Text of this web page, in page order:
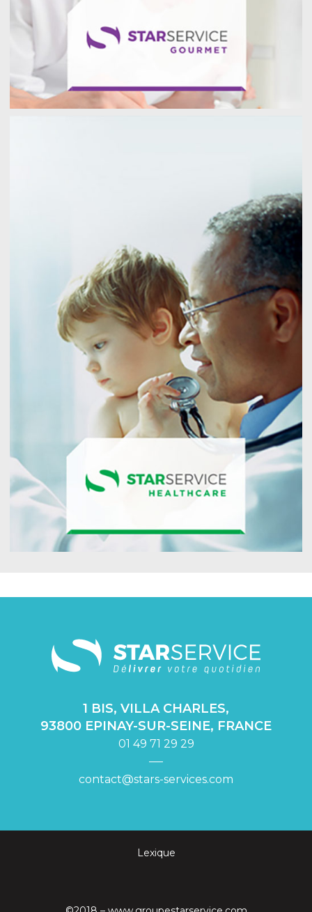
1 BIS, VILLA CHARLES,
93800 EPINAY-SUR-SEINE, FRANCE
01 49 71 29 29
contact@stars-services.com
Lexique